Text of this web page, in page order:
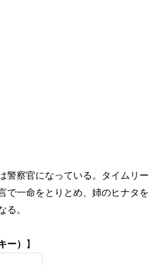
警察官になっている。タイムリー
で一命をとりとめ、姉のヒナタを
る。
ー） 】